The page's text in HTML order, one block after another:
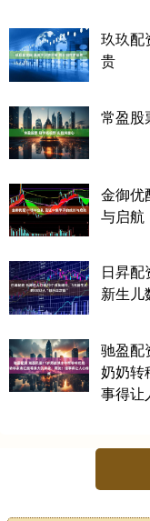
玖玖配
贵
常盈股
金御优
与启航
日昇配
新生儿
驰盈配
奶奶转
事得让